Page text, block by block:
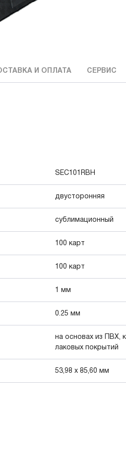
И ОПЛАТА СЕРВИС
SEC101RBH
двусторонняя
сублимационный
100 карт
100 карт
1 мм
0.25 мм
на основах из ПВХ,
лаковых покрытий
53,98 x 85,60 мм